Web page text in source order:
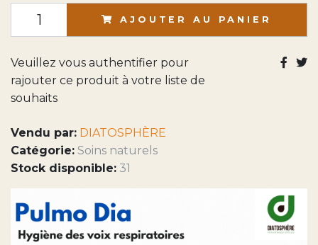
AJOUTER AU PANIER
Veuillez vous authentifier pour
rajouter ce produit à votre liste de
souhaits
Vendu par: DIATOSPHÈRE
Catégorie: Soins naturels
Stock disponible: 31